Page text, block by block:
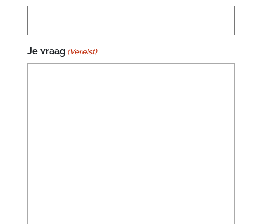
Je vraag (Vereist)